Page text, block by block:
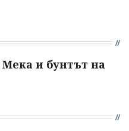
и бунтът на